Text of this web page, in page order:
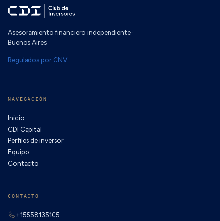
Asesoramiento financiero independiente ·
Buenos Aires
Regulados por CNV
NAVEGACIÓN
Inicio
CDI Capital
Perfiles de inversor
Equipo
Contacto
CONTACTO
+15558135105